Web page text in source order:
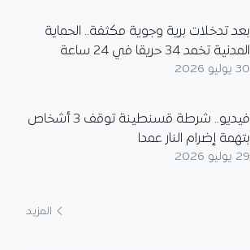
بعد تدخلات برية وجوية مكثفة.. الحماية
المدنية تخمد 34 حريقا في 24 ساعة
30 يوليو 2026
فيديو.. شرطة قسنطينة توقف 3 أشخاص
بتهمة إضرام النار عمدا
29 يوليو 2026
المزيد